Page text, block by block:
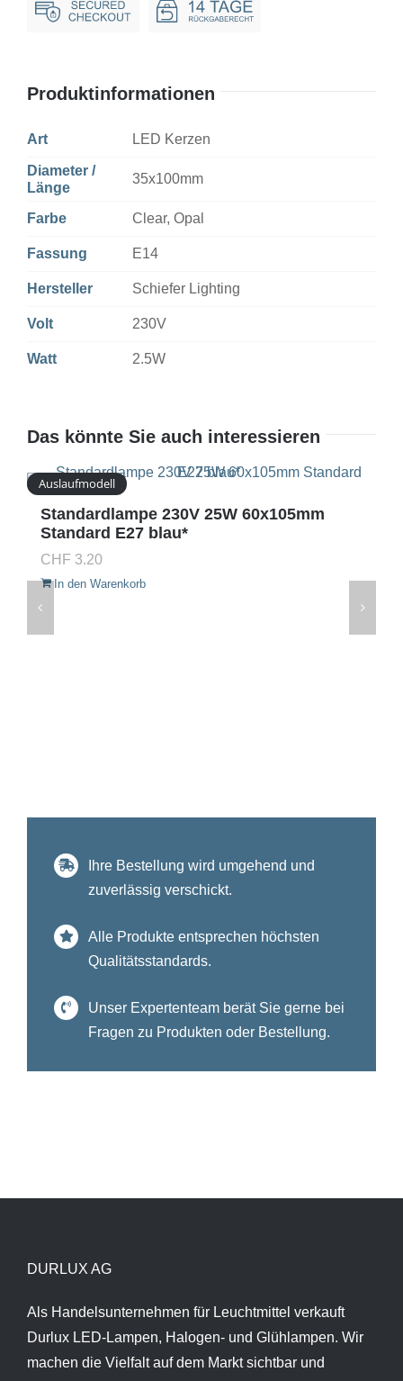
AC
Produktinformationen
Art LED Kerzen
Diameter /
Länge
35x100mm
Farbe Clear, Opal
Fassung E14
Hersteller Schiefer Lighting
Volt 230V
Watt 2.5W
Das könnte Sie auch interessieren
Auslaufmodell
Standardlampe 230V 25W 60x105mm
Standard E27 blau*
CHF 3.20
In den Warenkorb
Ihre Bestellung wird umgehend und
zuverlässig verschickt.
Alle Produkte entsprechen höchsten
Qualitätsstandards.
Unser Expertenteam berät Sie gerne bei
Fragen zu Produkten oder Bestellung.
DURLUX AG
Als Handelsunternehmen für Leuchtmittel verkauft
Durlux LED-Lampen, Halogen- und Glühlampen. Wir
machen die Vielfalt auf dem Markt sichtbar und